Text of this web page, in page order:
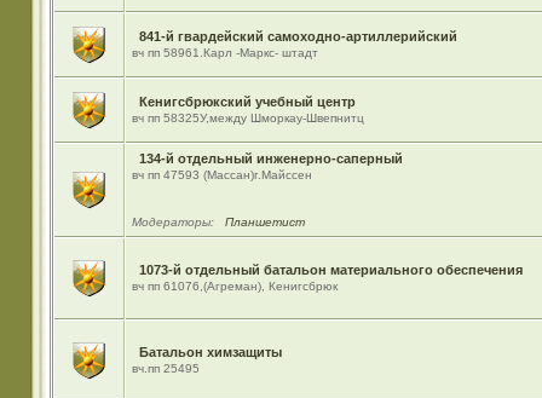
841-й гвардейский самоходно-артиллерийский
вч пп 58961.Карл -Маркс- штадт
Кенигсбрюкский учебный центр
вч пп 58325У,между Шморкау-Швепнитц
134-й отдельный инженерно-саперный
вч пп 47593 (Массан)г.Майссен
Модераторы: Планшетист
1073-й отдельный батальон материального обеспечения
вч пп 61076,(Агреман), Кенигсбрюк
Батальон химзащиты
вч.пп 25495